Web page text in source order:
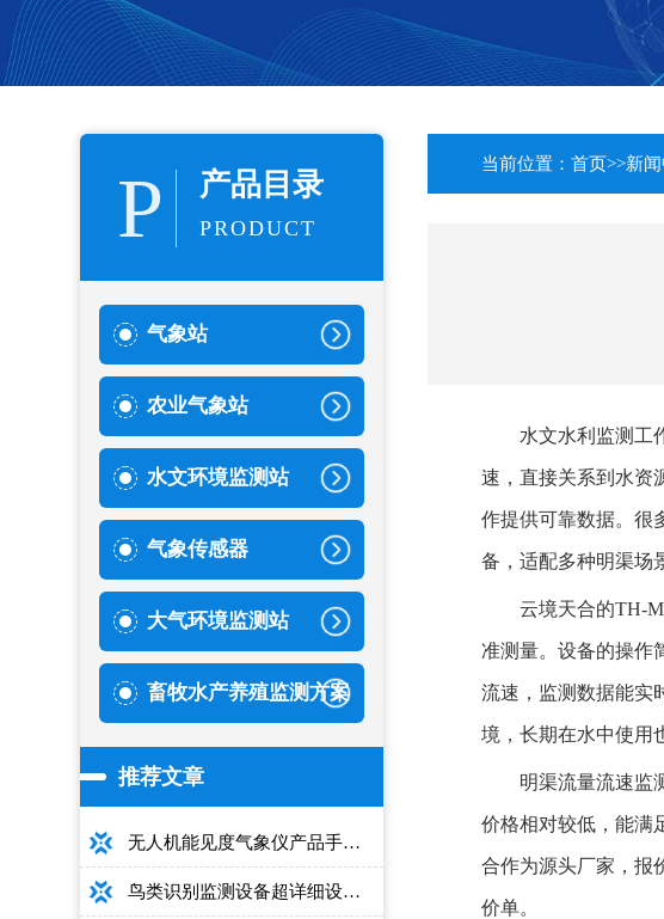
P 产品目录
PRODUCT
气象站
农业气象站
水文环境监测站
气象传感器
大气环境监测站
畜牧水产养殖监测方案
推荐文章
无人机能见度气象仪产品手册：型号推荐+详细性能参数+对比表+选购指南
鸟类识别监测设备超详细设备选型指南
当前位置： 首页>>新
水文水利监测工
速，直接关系到水资
作提供可靠数据。很
备，适配多种明渠场
云境天合的TH-
准测量。设备的操作
流速，监测数据能实
境，长期在水中使用
明渠流量流速监
价格相对较低，能满
合作为源头厂家，报
价单。